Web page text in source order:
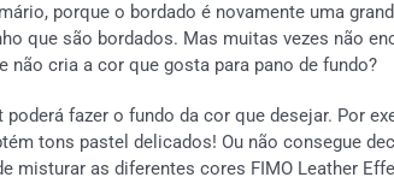
porque o bordado é novamente uma
que são bordados. Mas muitas vezes não
não cria a cor que gosta para pano de fundo?
poderá fazer o fundo da cor que desejar. Por
tons pastel delicados! Ou não consegue
misturar as diferentes cores FIMO Leather